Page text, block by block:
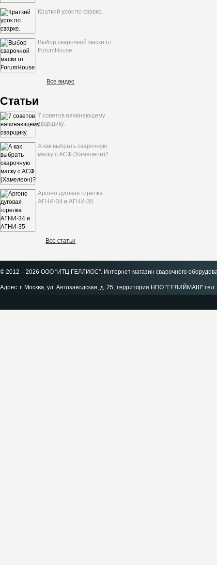
Краткий урок по сварке.
Выбор сварочной маски от
ForumHouse
Все видео
Статьи
7 советов начинающему
сварщику.
А как выбрать сварочную
маску с АСФ (Хамелеон)?
Аргоно дуговая горелка
АГНИ-34 и АГНИ-35
Все статьи
© 2012 – 2026 ООО "ИТЦ ГЕЛЛИОС". Интернет магазин сварочного
Адрес: г. Москва, ул. Автозаводская, д. 25, территория НПО "ГЕЛИЙМАШ"